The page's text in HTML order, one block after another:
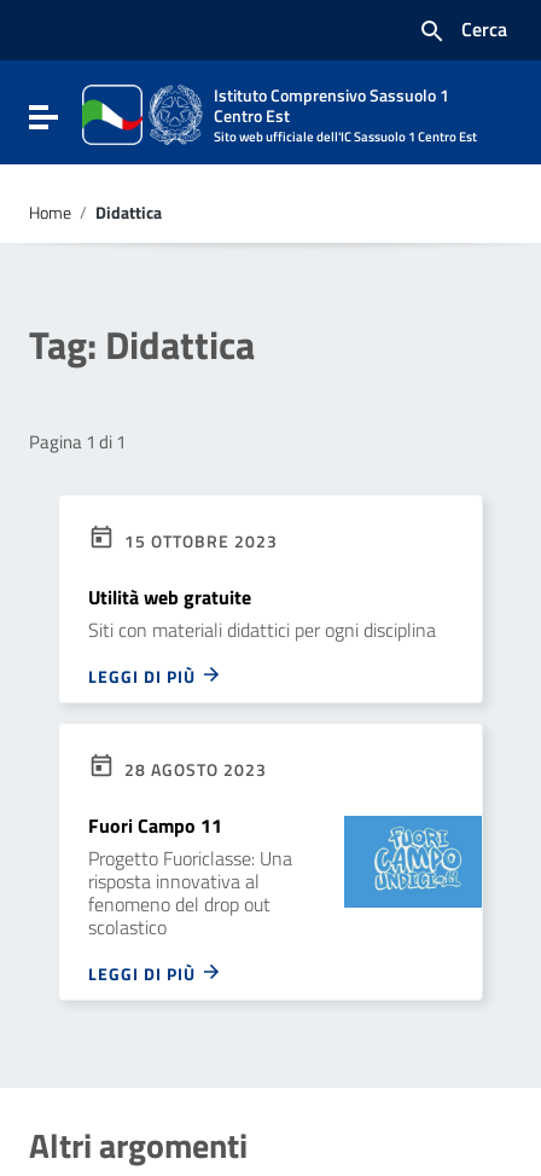
Vai al footer
Cerca
Attiva / disattiva la navigazione
Istituto Comprensivo Sassuolo 1
Centro Est
Sito web ufficiale dell'IC Sassuolo 1 Centro Est
Home / Didattica
Tag: Didattica
Pagina 1 di 1
15 OTTOBRE 2023
Utilità web gratuite
Siti con materiali didattici per ogni disciplina
LEGGI DI PIÙ
28 AGOSTO 2023
Fuori Campo 11
Progetto Fuoriclasse: Una
risposta innovativa al
fenomeno del drop out
scolastico
LEGGI DI PIÙ
Altri argomenti